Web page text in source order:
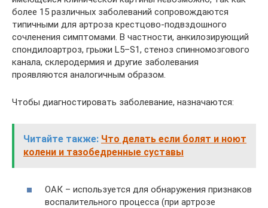
более 15 различных заболеваний сопровождаются
типичными для артроза крестцово-подвздошного
сочленения симптомами. В частности, анкилозирующий
спондилоартроз, грыжи L5–S1, стеноз спинномозгового
канала, склеродермия и другие заболевания
проявляются аналогичным образом.
Чтобы диагностировать заболевание, назначаются:
Читайте также: Что делать если болят и ноют
колени и тазобедренные суставы
ОАК – используется для обнаружения признаков
воспалительного процесса (при артрозе